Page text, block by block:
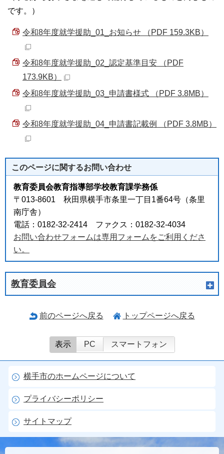
です。）
令和8年度就学援助_01_お知らせ （PDF 159.3KB）
令和8年度就学援助_02_認定基準目安 （PDF
173.9KB）
令和8年度就学援助_03_申請書様式 （PDF 3.8MB）
令和8年度就学援助_04_申請書記載例 （PDF 3.8MB）
このページに関するお問い合わせ
教育委員会教育指導部学校教育課学務係
〒013-8601 秋田県横手市条里一丁目1番64号（条里
南庁舎）
電話：0182-32-2414 ファクス：0182-32-4034
お問い合わせフォームは専用フォームをご利用くださ
い。
教育委員会
前のページへ戻る トップページへ戻る
表示 PC スマートフォン
横手市のホームページについて
プライバシーポリシー
サイトマップ